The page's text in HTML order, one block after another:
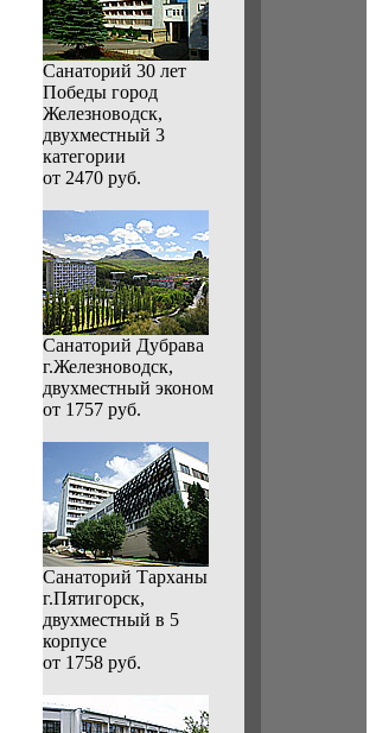
Санаторий 30 лет
Победы город
Железноводск,
двухместный 3
категории
от 2470 руб.
Санаторий Дубрава
г.Железноводск,
двухместный эконом
от 1757 руб.
Санаторий Тарханы
г.Пятигорск,
двухместный в 5
корпусе
от 1758 руб.